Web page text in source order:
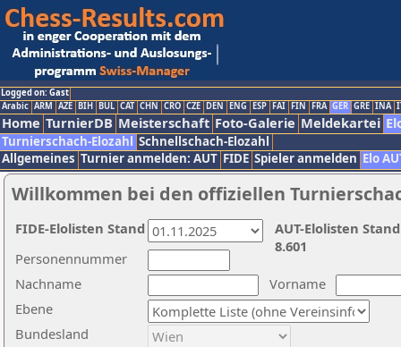
Logged on: Gast
Arabic ARM AZE BIH BUL CAT CHN CRO CZE DEN ENG ESP FAI FIN FRA GER GRE INA
Home TurnierDB Meisterschaft Foto-Galerie Meldekartei
Turnierschach-Elozahl Schnellschach-Elozahl
Allgemeines Turnier anmelden: AUT FIDE Spieler anmelden Elo
Willkommen bei den offiziellen
Nachname
Vorname
Ebene
Personennummer
Bundesland
AUT-Elolisten
8.601
FIDE-Elolisten Stand